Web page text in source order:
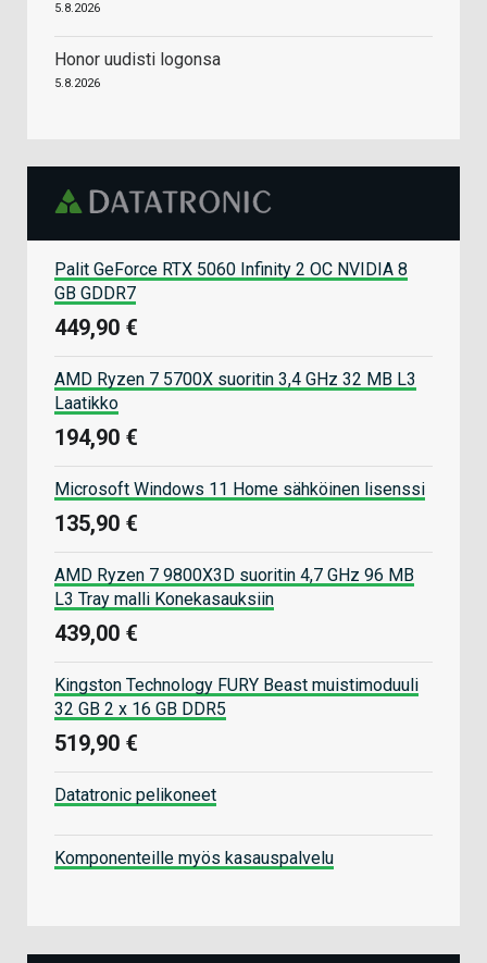
5.8.2026
Honor uudisti logonsa
5.8.2026
Palit GeForce RTX 5060 Infinity 2 OC NVIDIA 8
GB GDDR7
449,90 €
AMD Ryzen 7 5700X suoritin 3,4 GHz 32 MB L3
Laatikko
194,90 €
Microsoft Windows 11 Home sähköinen lisenssi
135,90 €
AMD Ryzen 7 9800X3D suoritin 4,7 GHz 96 MB
L3 Tray malli Konekasauksiin
439,00 €
Kingston Technology FURY Beast muistimoduuli
32 GB 2 x 16 GB DDR5
519,90 €
Datatronic pelikoneet
Komponenteille myös kasauspalvelu